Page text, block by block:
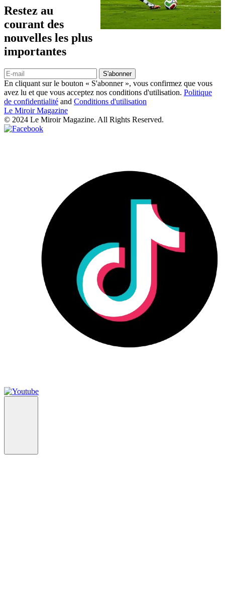
Restez au
courant des
nouvelles les plus
importantes
S'abonner
En cliquant sur le bouton « S'abonner », vous confirmez que vous
avez lu et que vous acceptez nos conditions d'utilisation. Politique
de confidentialité and Conditions d'utilisation
Le Miroir Magazine
© 2024 Le Miroir Magazine. All Rights Reserved.